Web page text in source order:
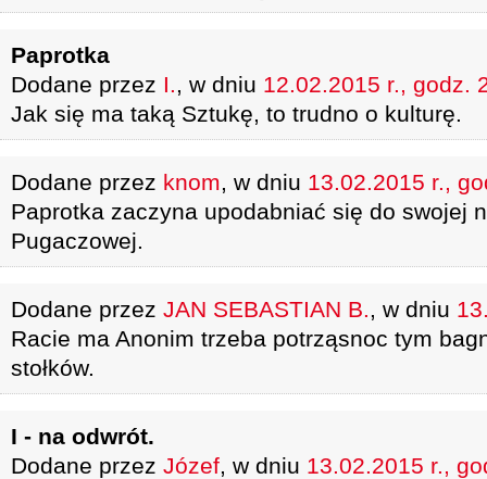
Paprotka
Dodane przez I., w dniu 12.02.2015 r., godz.
Jak się ma taką Sztukę, to trudno o kulturę.
Dodane przez knom, w dniu 13.02.2015 r.,
Paprotka zaczyna upodabniać się do swojej
Pugaczowej.
Dodane przez JAN SEBASTIAN B., w dniu
Racie ma Anonim trzeba potrząsnoc tym
stołków.
I - na odwrót.
Dodane przez Józef, w dniu 13.02.2015 r.,